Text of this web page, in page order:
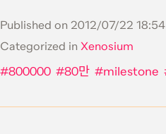
Published on 2012/07/22 18:54
Categorized in Xenosium
800000 80만 milestone